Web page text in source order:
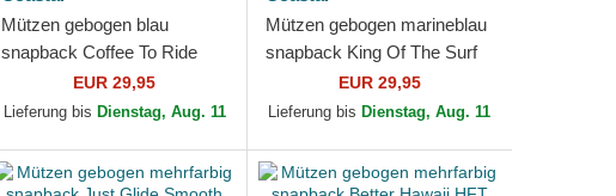
Mützen gebogen blau
snapback Coffee To Ride
HFT von Coastal
EUR 29,95
Lieferung bis Dienstag, Aug. 11
Mützen gebogen marineblau
snapback King Of The Surf
HFT von Coastal
EUR 29,95
Lieferung bis Dienstag, Aug. 11